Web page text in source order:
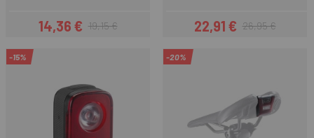
Preis
14,36 €Regulärer Preis
19,15 €
Preis
22,91 €Regulärer Preis
26,95 €
-15% -20%